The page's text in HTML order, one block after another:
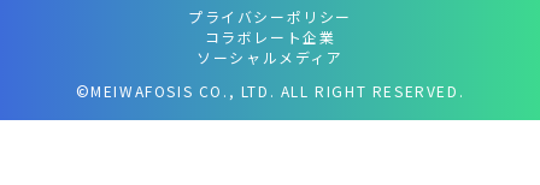
プライバシーポリシー
コラボレート企業
ソーシャルメディア
©MEIWAFOSIS CO., LTD. ALL RIGHT RESERVED.